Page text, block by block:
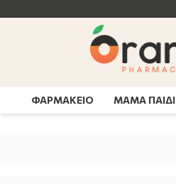
ΦΑΡΜΑΚΕΙΟ ΜΑΜΑ ΠΑΙΔΙ